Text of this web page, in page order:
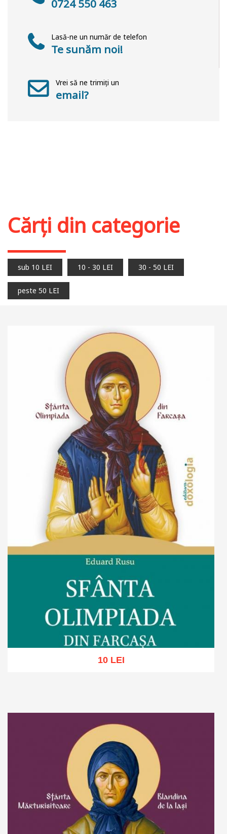
0724 550 463
Lasă-ne un număr de telefon
Te sunăm noi!
Vrei să ne trimiți un
email?
Cărți din categorie
sub 10 LEI 10 - 30 LEI 30 - 50 LEI
peste 50 LEI
10 LEI